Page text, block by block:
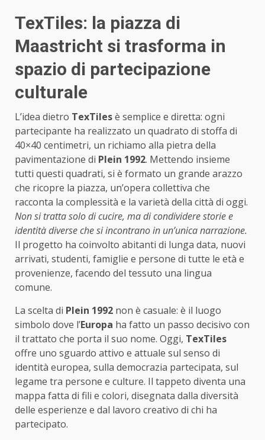
TexTiles: la piazza di
Maastricht si trasforma in
spazio di partecipazione
culturale
L’idea dietro TexTilesè semplice e diretta: ogni
partecipante ha realizzato un quadrato di stoffa di
40×40 centimetri, un richiamo alla pietra della
pavimentazione di Plein 1992. Mettendo insieme
tutti questi quadrati, si è formato un grande arazzo
che ricopre la piazza, un’opera collettiva che
racconta la complessità e la varietà della città di oggi.
Non si tratta solo di cucire, ma di condividere storie e
identità diverse che si incontrano in un’unica narrazione.
Il progetto ha coinvolto abitanti di lunga data, nuovi
arrivati, studenti, famiglie e persone di tutte le età e
provenienze, facendo del tessuto una lingua
comune.
La scelta di Plein 1992 non è casuale: è il luogo
simbolo dove l’Europa ha fatto un passo decisivo con
il trattato che porta il suo nome. Oggi, TexTiles
offre uno sguardo attivo e attuale sul senso di
identità europea, sulla democrazia partecipata, sul
legame tra persone e culture. Il tappeto diventa una
mappa fatta di fili e colori, disegnata dalla diversità
delle esperienze e dal lavoro creativo di chi ha
partecipato.